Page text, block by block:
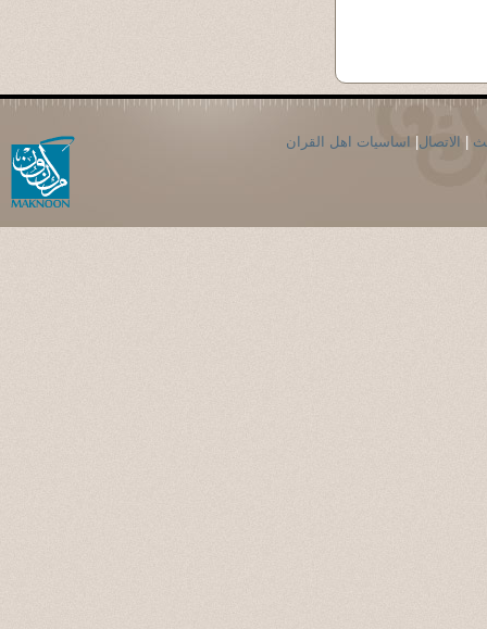
| الاتصال| اساسيات اهل القران